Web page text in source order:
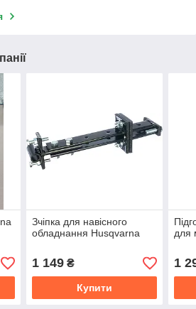
Зчіпка для навісного
обладнання Husqvarna
1 149₴
Купити
для
1